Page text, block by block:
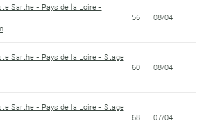
Sarthe - Pays de la Loire -
56 08/04
Sarthe - Pays de la Loire - Stage
60 08/04
Sarthe - Pays de la Loire - Stage
68 07/04